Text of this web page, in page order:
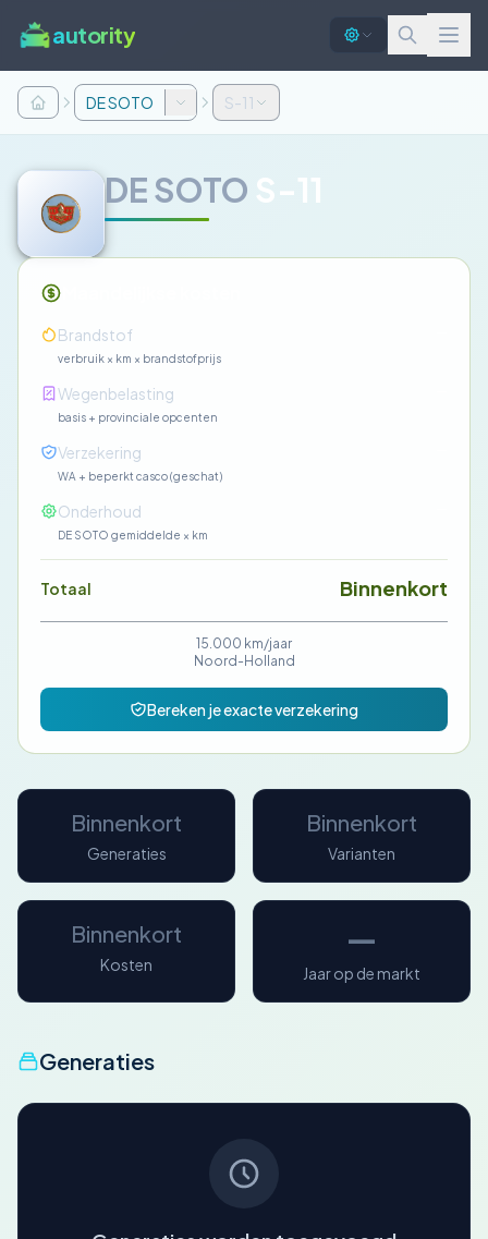
autority
DE SOTO S-11
DE SOTO S-11
Brandstof
verbruik × km × brandstofprijs
Wegenbelasting
basis + provinciale opcenten
Verzekering
WA + beperkt casco (geschat)
Onderhoud
DE SOTO gemiddelde × km
Totaal Binnenkort
15.000 km/jaar
Noord-Holland
Bereken je exacte verzekering
Binnenkort
Generaties
Binnenkort
Varianten
Binnenkort
Kosten
—
Jaar op de markt
Generaties